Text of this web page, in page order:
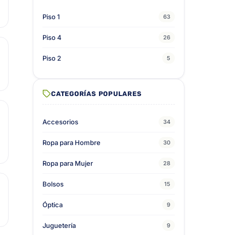
Piso 1 63
Piso 4 26
Piso 2 5
CATEGORÍAS POPULARES
Accesorios 34
Ropa para Hombre 30
Ropa para Mujer 28
Bolsos 15
Óptica 9
Juguetería 9